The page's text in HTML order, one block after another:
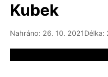
Kubek
Nahráno: 26. 10. 2021Délka: